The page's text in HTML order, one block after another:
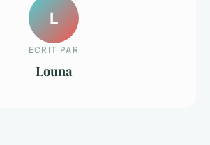
L
ECRIT PAR
Louna